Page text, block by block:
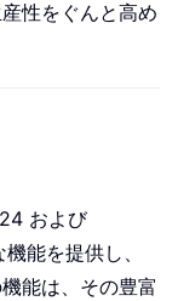
性をぐんと高め
および
能を提供し、
能は、その豊富